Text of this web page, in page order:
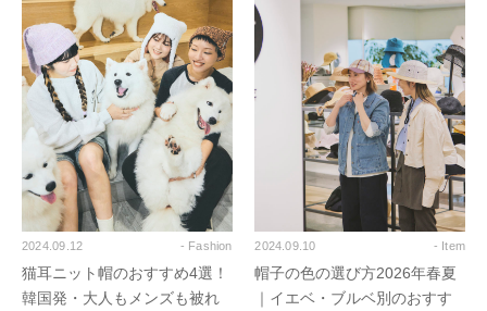
2024.09.12 - Fashion
猫耳ニット帽のおすすめ4選！
韓国発・大人もメンズも被れ
2024.09.10 - Item
帽子の色の選び方2026年春夏
｜イエベ・ブルベ別のおすす